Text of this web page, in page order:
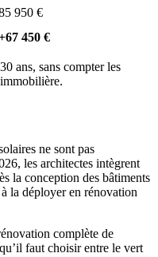
950 €
450 €
ans, sans compter les
ne sont pas
les architectes intègrent
la conception des bâtiments
la déployer en rénovation
complète de
faut choisir entre le vert